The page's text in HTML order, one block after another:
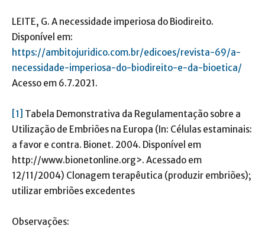
LEITE, G. A necessidade imperiosa do Biodireito.
Disponível em:
https://ambitojuridico.com.br/edicoes/revista-69/a-
necessidade-imperiosa-do-biodireito-e-da-bioetica/
Acesso em 6.7.2021.
[1] Tabela Demonstrativa da Regulamentação sobre a
Utilização de Embriões na Europa (In: Células estaminais:
a favor e contra. Bionet. 2004. Disponível em
http://www.bionetonline.org>. Acessado em
12/11/2004) Clonagem terapêutica (produzir embriões);
utilizar embriões excedentes
Observações: